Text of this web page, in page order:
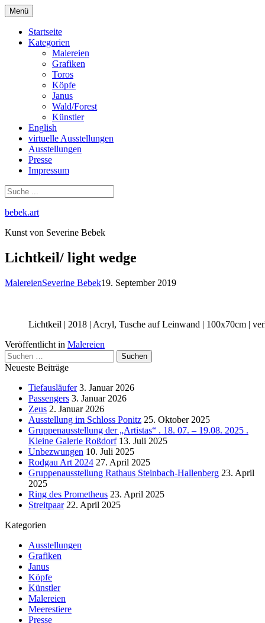
Zum
Inhalt
springen
Menü
Startseite
Kategorien
Malereien
Grafiken
Toros
Köpfe
Janus
Wald/Forest
Künstler
English
virtuelle Ausstellungen
Ausstellungen
Presse
Impressum
bebek.art
Kunst von Severine Bebek
Lichtkeil/ light wedge
MalereienSeverine Bebek19. September 2019
Lichtkeil | 2018 | Acryl, Tusche auf Leinwand | 100x70cm |
Veröffentlicht in Malereien
Suchen
nach:
Neueste Beiträge
Tiefausläufer 3. Januar 2026
Passengers 3. Januar 2026
Zeus 2. Januar 2026
Ausstellung im Schloss Ponitz 25. Oktober 2025
Gruppenausstellung der „Artistas“ . 18. 07. – 19.08. 2025 .
Kleine Galerie Roßdorf 13. Juli 2025
Unbezwungen 10. Juli 2025
Rodgau Art 2024 27. April 2025
Gruppenausstellung Rathaus Steinbach-Hallenberg 23. April
2025
Ring des Prometheus 23. April 2025
Streitpaar 22. April 2025
Kategorien
Ausstellungen
Grafiken
Janus
Köpfe
Künstler
Malereien
Meerestiere
Presse